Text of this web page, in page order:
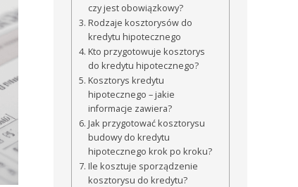
czy jest obowiązkowy?
Rodzaje kosztorysów do
kredytu hipotecznego
Kto przygotowuje kosztorys
do kredytu hipotecznego?
Kosztorys kredytu
hipotecznego – jakie
informacje zawiera?
Jak przygotować kosztorysu
budowy do kredytu
hipotecznego krok po kroku?
Ile kosztuje sporządzenie
kosztorysu do kredytu?